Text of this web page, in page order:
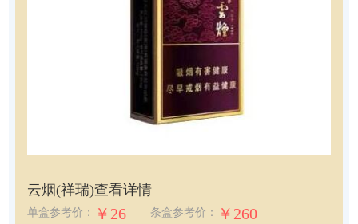
云烟(祥瑞)查看详情
单盒参考价： ￥26 条盒参考价： ￥260